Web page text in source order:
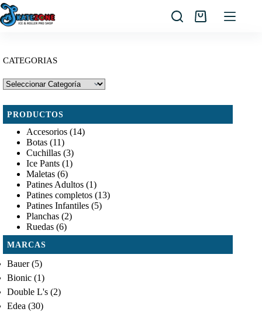
Saltar
al
contenido
Carro
CATEGORIAS
PRODUCTOS
Accesorios (14)
Botas (11)
Cuchillas (3)
Ice Pants (1)
Maletas (6)
Patines Adultos (1)
Patines completos (13)
Patines Infantiles (5)
Planchas (2)
Ruedas (6)
MARCAS
Bauer(5)
Bionic (1)
Double L's (2)
Edea (30)